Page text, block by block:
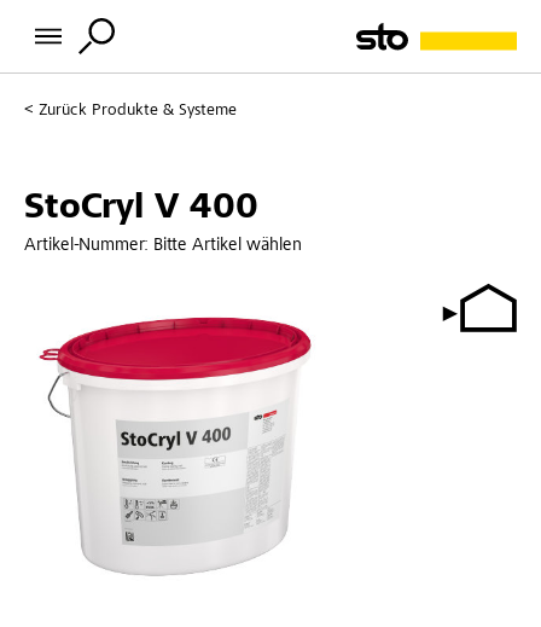
Zurück Produkte & Systeme
StoCryl V 400
Artikel-Nummer: Bitte Artikel wählen